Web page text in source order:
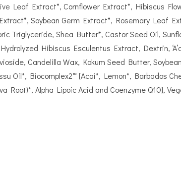
Leaf Extract*, Cornflower Extract*, Hibiscus
Soybean Germ Extract*, Rosemary Leaf
Triglyceride, Shea Butter*, Castor Seed Oil,
Hibiscus Esculentus Extract, Dextrin,
Candelilla Wax, Kokum Seed Butter,
Oil*, Biocomplex2™ [Acai*, Lemon*, Barbados
Root)*, Alpha Lipoic Acid and Coenzyme Q10],